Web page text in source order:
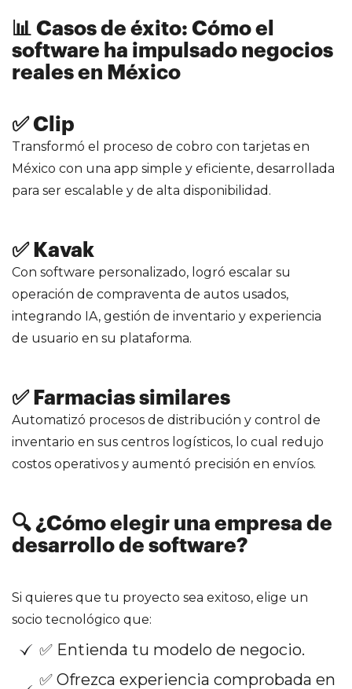
📊 Casos de éxito: Cómo el
software ha impulsado negocios
reales en México
✅ Clip
Transformó el proceso de cobro con tarjetas en
México con una app simple y eficiente, desarrollada
para ser escalable y de alta disponibilidad.
✅ Kavak
Con software personalizado, logró escalar su
operación de compraventa de autos usados,
integrando IA, gestión de inventario y experiencia
de usuario en su plataforma.
✅ Farmacias similares
Automatizó procesos de distribución y control de
inventario en sus centros logísticos, lo cual redujo
costos operativos y aumentó precisión en envíos.
🔍 ¿Cómo elegir una empresa de
desarrollo de software?
Si quieres que tu proyecto sea exitoso, elige un
socio tecnológico que:
✅ Entienda tu modelo de negocio.
✅ Ofrezca experiencia comprobada en